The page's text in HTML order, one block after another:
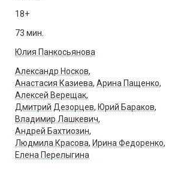
18+
73 мин.
Юлия Панкосьянова
Александр Носков,
Анастасия Казиева, Арина Пащенко,
Алексей Верещак,
Дмитрий Дезорцев, Юрий Бараков,
Владимир Лашкевич,
Андрей Бахтиозин,
Людмила Красова, Ирина Федоренко,
Елена Перелыгина